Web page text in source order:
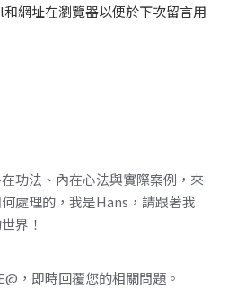
網址在瀏覽器以便於下次留言用
功法、內在心法與實際案例，來
處理的，我是Hans，請跟著我
界！
，即時回覆您的相關問題。